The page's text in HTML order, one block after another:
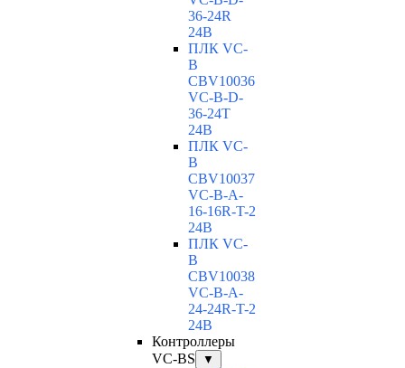
36-24R
24В
ПЛК VC-
B
CBV10036
VC-В-D-
36-24T
24В
ПЛК VC-
B
CBV10037
VC-В-A-
16-16R-T-2
24В
ПЛК VC-
B
CBV10038
VC-В-A-
24-24R-T-2
24В
Контроллеры
VC-BS
▼